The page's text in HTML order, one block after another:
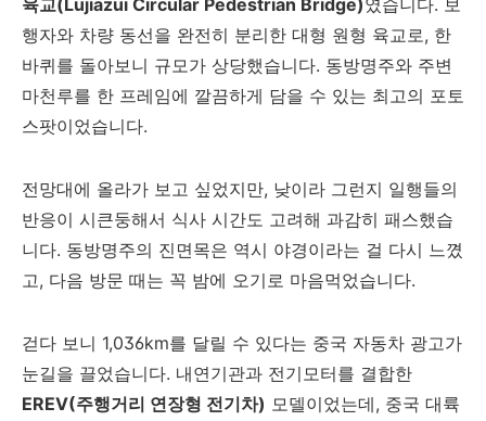
행자와 차량 동선을 완전히 분리한 대형 원형 육교로, 한
바퀴를 돌아보니 규모가 상당했습니다. 동방명주와 주변
마천루를 한 프레임에 깔끔하게 담을 수 있는 최고의 포토
스팟이었습니다.
전망대에 올라가 보고 싶었지만, 낮이라 그런지 일행들의
반응이 시큰둥해서 식사 시간도 고려해 과감히 패스했습
니다. 동방명주의 진면목은 역시 야경이라는 걸 다시 느꼈
고, 다음 방문 때는 꼭 밤에 오기로 마음먹었습니다.
걷다 보니 1,036km를 달릴 수 있다는 중국 자동차 광고가
눈길을 끌었습니다. 내연기관과 전기모터를 결합한
EREV(주행거리 연장형 전기차) 모델이었는데, 중국 대륙